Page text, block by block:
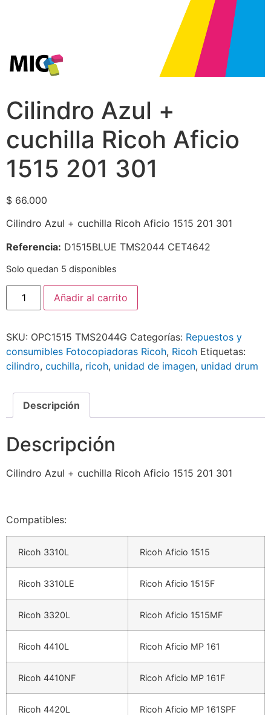
Cilindro Azul +
cuchilla Ricoh Aficio
1515 201 301
$ 66.000
Cilindro Azul + cuchilla Ricoh Aficio 1515 201 301
Referencia: D1515BLUE TMS2044 CET4642
Solo quedan 5 disponibles
Añadir al carrito
SKU: OPC1515 TMS2044G Categorías: Repuestos y
consumibles Fotocopiadoras Ricoh, Ricoh Etiquetas:
cilindro, cuchilla, ricoh, unidad de imagen, unidad drum
Descripción
Descripción
Cilindro Azul + cuchilla Ricoh Aficio 1515 201 301
Compatibles:
Ricoh 3310L Ricoh Aficio 1515
Ricoh 3310LE Ricoh Aficio 1515F
Ricoh 3320L Ricoh Aficio 1515MF
Ricoh 4410L Ricoh Aficio MP 161
Ricoh 4410NF Ricoh Aficio MP 161F
Ricoh 4420L Ricoh Aficio MP 161SPF